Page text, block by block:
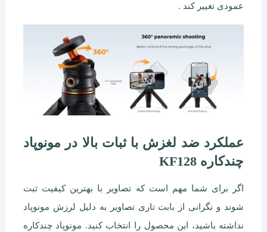
عمودی تغییر کند .
عملکرد ضد لغزش با ثبات بالا در مونوپاد
چندکاره KF128
اگر برای شما مهم است که تصاویر با بهترین کیفیت ثبت
شوند و نگرانی از بابت تاری تصاویر به دلیل لرزش مونوپاد
نداشته باشید، این محصول را انتخاب کنید. مونوپاد چندکاره